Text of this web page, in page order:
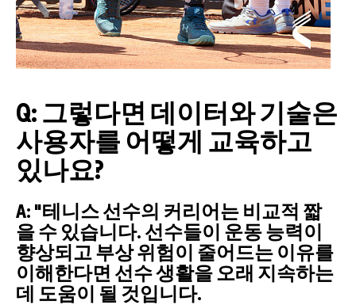
Q: 그렇다면 데이터와 기술은
사용자를 어떻게 교육하고
있나요?
A: "테니스 선수의 커리어는 비교적 짧
을 수 있습니다. 선수들이 운동 능력이
향상되고 부상 위험이 줄어드는 이유를
이해한다면 선수 생활을 오래 지속하는
데 도움이 될 것입니다.